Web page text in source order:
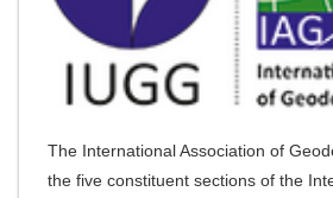
The International Association of
the five constituent sections of the